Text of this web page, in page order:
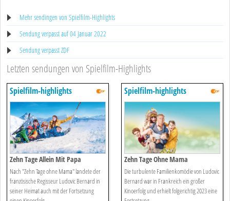
Mehr sendingen von Spielfilm-Highlights
Sendung verpasst auf 04 Januar 2022
Sendung verpasst ZDF
Letzten sendungen von Spielfilm-Highlights
Spielfilm-highlights
Zehn Tage Allein Mit Papa
Nach "Zehn Tage ohne Mama" landete der
französische Regisseur Ludovic Bernard in
seiner Heimat auch mit der Fortsetzung
Spielfilm-highlights
Zehn Tage Ohne Mama
Die turbulente Familienkomödie von Ludovic
Bernard war in Frankreich ein großer
Kinoerfolg und erhielt folgerichtig 2023 eine